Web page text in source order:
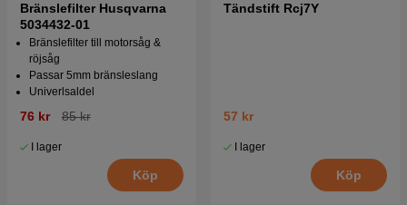
Tryck här för sprängskiss och reservdelslista till
Bränslefilter Husqvarna
5034432-01
Bränslefilter till motorsåg &
röjsåg
Passar 5mm bränsleslang
Univerlsaldel
76 kr 85 kr
I lager
Köp
Tändstift Rcj7Y
57 kr
I lager
Köp